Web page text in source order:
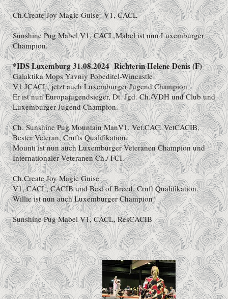
Ch.Create Joy Magic Guise V1, CACL
Sunshine Pug Mabel V1, CACL,Mabel ist nun Luxemburger
Champion.
*IDS Luxemburg 31.08.2024 Richterin Helene Denis (F)
Galaktika Mops Yavniy Pobeditel-Wincastle
V1 JCACL, jetzt auch Luxemburger Jugend Champion
Er ist nun Europajugendsieger, Dt. Jgd. Ch./VDH und Club und
Luxemburger Jugend Champion.
Ch. Sunshine Pug Mountain ManV1,Vet.CAC. VetCACIB,
Bester Veteran, Crufts Qualifikation.
Mounti ist nun auch Luxemburger Veteranen Champion und
Internationaler Veteranen Ch./ FCI.
Ch.Create Joy Magic Guise
V1, CACL, CACIB und Best of Breed, Cruft Qualifikation.
Willie ist nun auch Luxemburger Champion!
Sunshine Pug Mabel V1, CACL, ResCACIB